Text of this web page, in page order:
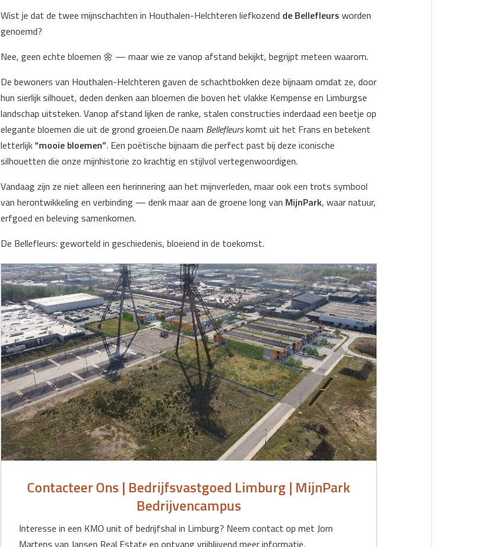
Wist je dat de twee mijnschachten in Houthalen-Helchteren liefkozend de Bellefleurs worden
genoemd?
Nee, geen echte bloemen 🌼 — maar wie ze vanop afstand bekijkt, begrijpt meteen waarom.
De bewoners van Houthalen-Helchteren gaven de schachtbokken deze bijnaam omdat ze, door
hun sierlijk silhouet, deden denken aan bloemen die boven het vlakke Kempense en Limburgse
landschap uitsteken. Vanop afstand lijken de ranke, stalen constructies inderdaad een beetje op
elegante bloemen die uit de grond groeien.De naam Bellefleurskomt uit het Frans en betekent
letterlijk“mooie bloemen”. Een poëtische bijnaam die perfect past bij deze iconische
silhouetten die onze mijnhistorie zo krachtig en stijlvol vertegenwoordigen.
Vandaag zijn ze niet alleen een herinnering aan het mijnverleden, maar ook een trots symbool
van herontwikkeling en verbinding — denk maar aan de groene long van MijnPark, waar natuur,
erfgoed en beleving samenkomen.
De Bellefleurs: geworteld in geschiedenis, bloeiend in de toekomst.
Contacteer Ons | Bedrijfsvastgoed Limburg | MijnPark
Bedrijvencampus
Interesse in een KMO unit of bedrijfshal in Limburg? Neem contact op met Jorn
Martens van Jansen Real Estate en ontvang vrijblijvend meer informatie.